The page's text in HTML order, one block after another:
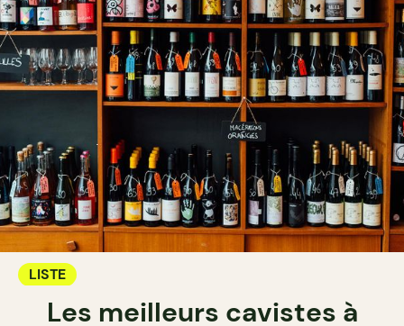
LISTE
Les meilleurs cavistes à